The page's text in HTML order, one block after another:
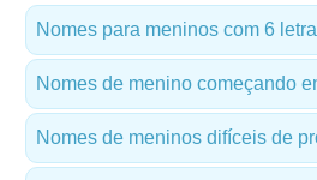
Nomes para meninos com 6
Nomes de menino começando
Nomes de meninos difíceis de